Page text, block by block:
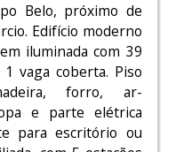
Belo, próximo de
Edifício moderno
iluminada com 39
vaga coberta. Piso
forro, ar-
e parte elétrica
para escritório ou